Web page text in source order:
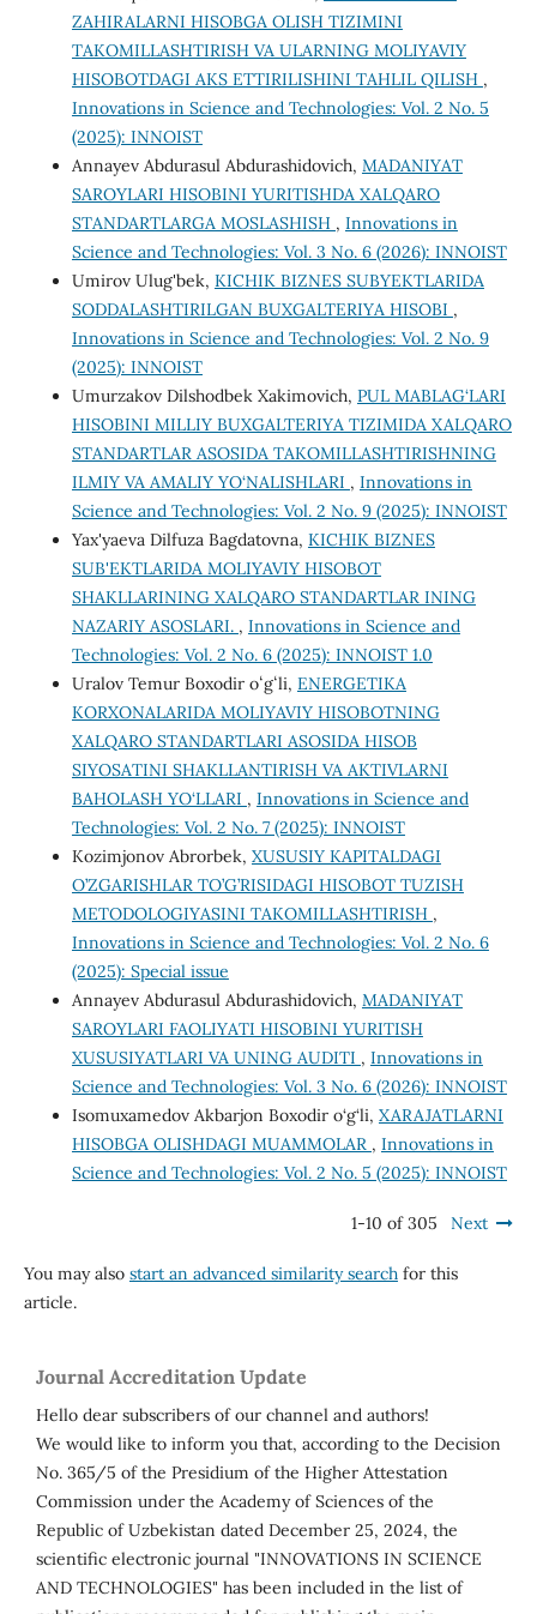
ZAHIRALARNI HISOBGA OLISH TIZIMINI
TAKOMILLASHTIRISH VA ULARNING MOLIYAVIY
HISOBOTDAGI AKS ETTIRILISHINI TAHLIL QILISH ,
Innovations in Science and Technologies: Vol. 2 No. 5
(2025): INNOIST
Annayev Abdurasul Abdurashidovich, MADANIYAT
SAROYLARI HISOBINI YURITISHDA XALQARO
STANDARTLARGA MOSLASHISH , Innovations in
Science and Technologies: Vol. 3 No. 6 (2026): INNOIST
Umirov Ulug'bek, KICHIK BIZNES SUBYEKTLARIDA
SODDALASHTIRILGAN BUXGALTERIYA HISOBI ,
Innovations in Science and Technologies: Vol. 2 No. 9
(2025): INNOIST
Umurzakov Dilshodbek Xakimovich, PUL MABLAG‘LARI
HISOBINI MILLIY BUXGALTERIYA TIZIMIDA XALQARO
STANDARTLAR ASOSIDA TAKOMILLASHTIRISHNING
ILMIY VA AMALIY YO‘NALISHLARI , Innovations in
Science and Technologies: Vol. 2 No. 9 (2025): INNOIST
Yax'yaeva Dilfuza Bagdatovna, KICHIK BIZNES
SUB'EKTLARIDA MOLIYAVIY HISOBOT
SHAKLLARINING XALQARO STANDARTLAR INING
NAZARIY ASOSLARI. , Innovations in Science and
Technologies: Vol. 2 No. 6 (2025): INNOIST 1.0
Uralov Temur Boxodir oʻgʻli, ENERGETIKA
KORXONALARIDA MOLIYAVIY HISOBOTNING
XALQARO STANDARTLARI ASOSIDA HISOB
SIYOSATINI SHAKLLANTIRISH VA AKTIVLARNI
BAHOLASH YO‘LLARI , Innovations in Science and
Technologies: Vol. 2 No. 7 (2025): INNOIST
Kozimjonov Abrorbek, XUSUSIY KAPITALDAGI
O’ZGARISHLAR TO’G’RISIDAGI HISOBOT TUZISH
METODOLOGIYASINI TAKOMILLASHTIRISH ,
Innovations in Science and Technologies: Vol. 2 No. 6
(2025): Special issue
Annayev Abdurasul Abdurashidovich, MADANIYAT
SAROYLARI FAOLIYATI HISOBINI YURITISH
XUSUSIYATLARI VA UNING AUDITI , Innovations in
Science and Technologies: Vol. 3 No. 6 (2026): INNOIST
Isomuxamedov Akbarjon Boxodir o‘g‘li, XARAJATLARNI
HISOBGA OLISHDAGI MUAMMOLAR , Innovations in
Science and Technologies: Vol. 2 No. 5 (2025): INNOIST
1-10 of 305 Next
You may also start an advanced similarity searchfor this
article.
Journal Accreditation Update
Hello dear subscribers of our channel and authors!
We would like to inform you that, according to the Decision
No. 365/5 of the Presidium of the Higher Attestation
Commission under the Academy of Sciences of the
Republic of Uzbekistan dated December 25, 2024, the
scientific electronic journal "INNOVATIONS IN SCIENCE
AND TECHNOLOGIES" has been included in the list of